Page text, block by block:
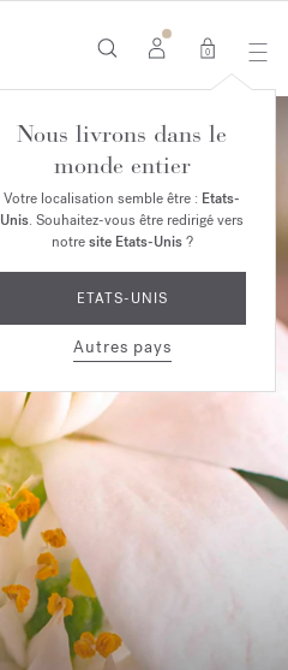
0
Nous livrons dans le
monde entier
Votre localisation semble être : Etats-
Unis. Souhaitez-vous être redirigé vers
notresite Etats-Unis?
ETATS-UNIS
Autres pays